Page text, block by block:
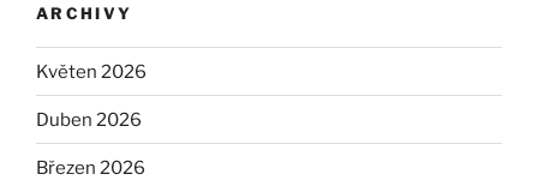
ARCHIVY
Květen 2026
Duben 2026
Březen 2026